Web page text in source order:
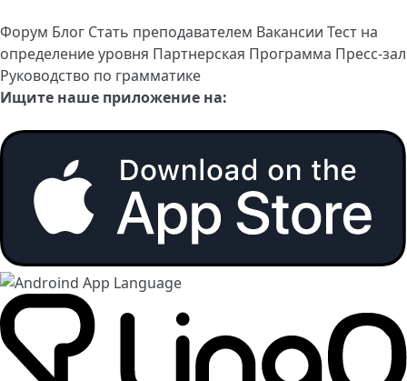
Форум Блог Стать преподавателем Вакансии Тест на
определение уровня Партнерская Программа Пресс-зал
Руководство по грамматике
Ищите наше приложение на: